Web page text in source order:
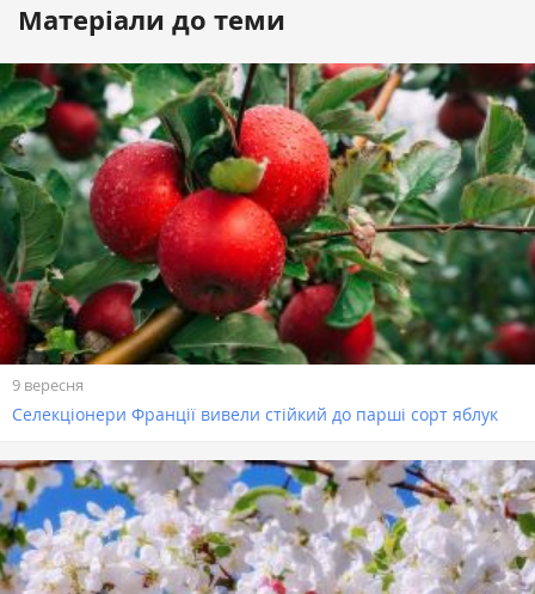
Матеріали до теми
9 вересня
Селекціонери Франції вивели стійкий до парші сорт яблук